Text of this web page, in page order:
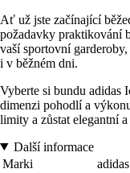
Ať už jste začínající
požadavky praktikování
vaší sportovní
i v běžném dni.
Vyberte si bundu adidas
dimenzi pohodlí a
limity a zůstat elegantní
Další informace
Marki
adidas